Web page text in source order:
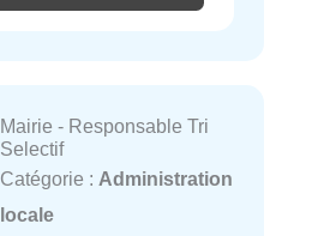
Mairie - Responsable Tri
Selectif
Catégorie : Administration
locale